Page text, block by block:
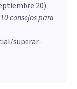
20).
consejos para
superar-